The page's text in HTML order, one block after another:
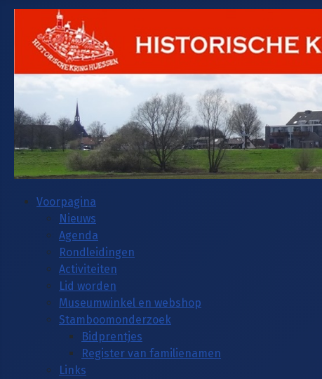
Voorpagina
Nieuws
Agenda
Rondleidingen
Activiteiten
Lid worden
Museumwinkel en webshop
Stamboomonderzoek
Bidprentjes
Register van familienamen
Links